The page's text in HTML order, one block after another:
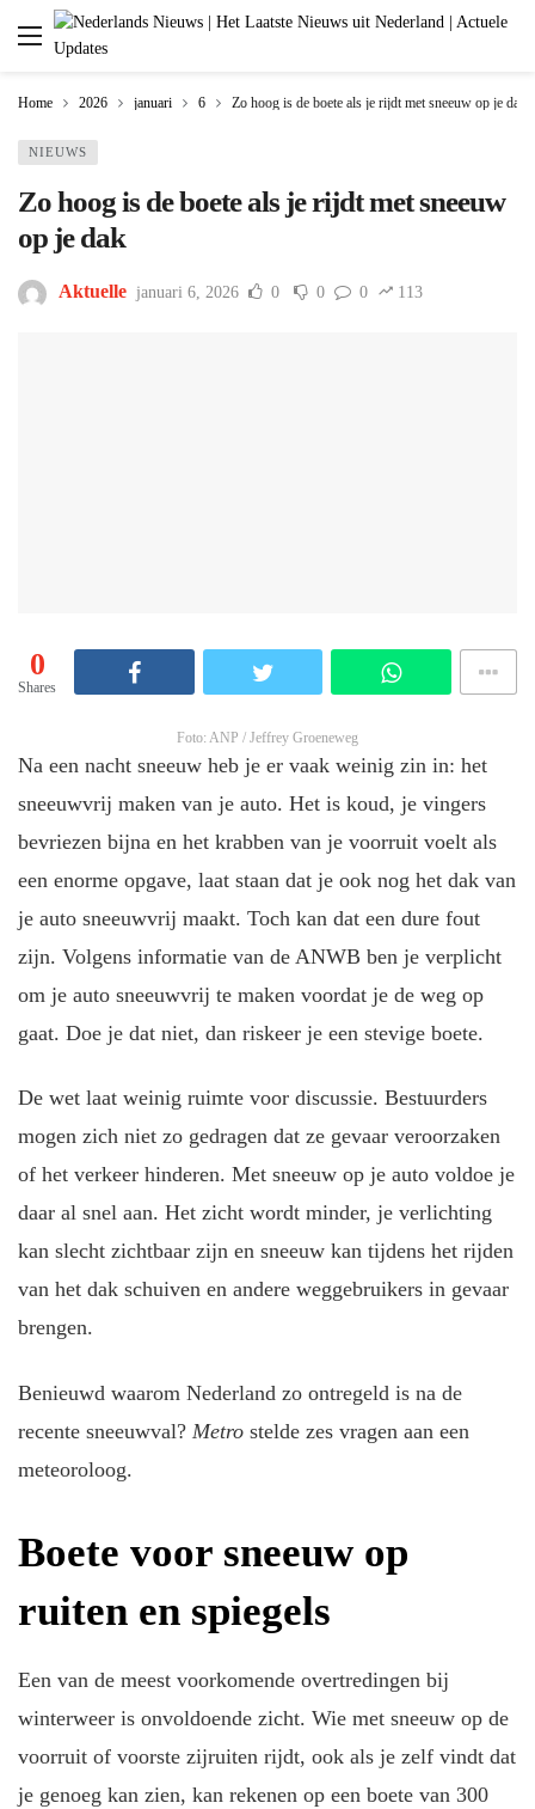
Home 2026 januari 6 Zo hoog is de boete als je rijdt met sneeuw op je dak
NIEUWS
Zo hoog is de boete als je rijdt met sneeuw
op je dak
Aktuelle januari 6, 2026 0 0 0 113
0
Shares
Foto: ANP / Jeffrey Groeneweg
Na een nacht sneeuw heb je er vaak weinig zin in: het
sneeuwvrij maken van je auto. Het is koud, je vingers
bevriezen bijna en het krabben van je voorruit voelt als
een enorme opgave, laat staan dat je ook nog het dak van
je auto sneeuwvrij maakt. Toch kan dat een dure fout
zijn. Volgens informatie van de ANWB ben je verplicht
om je auto sneeuwvrij te maken voordat je de weg op
gaat. Doe je dat niet, dan riskeer je een stevige boete.
De wet laat weinig ruimte voor discussie. Bestuurders
mogen zich niet zo gedragen dat ze gevaar veroorzaken
of het verkeer hinderen. Met sneeuw op je auto voldoe je
daar al snel aan. Het zicht wordt minder, je verlichting
kan slecht zichtbaar zijn en sneeuw kan tijdens het rijden
van het dak schuiven en andere weggebruikers in gevaar
brengen.
Benieuwd waarom Nederland zo ontregeld is na de
recente sneeuwval? Metro stelde zes vragen aan een
meteoroloog.
Boete voor sneeuw op
ruiten en spiegels
Een van de meest voorkomende overtredingen bij
winterweer is onvoldoende zicht. Wie met sneeuw op de
voorruit of voorste zijruiten rijdt, ook als je zelf vindt dat
je genoeg kan zien, kan rekenen op een boete van 300